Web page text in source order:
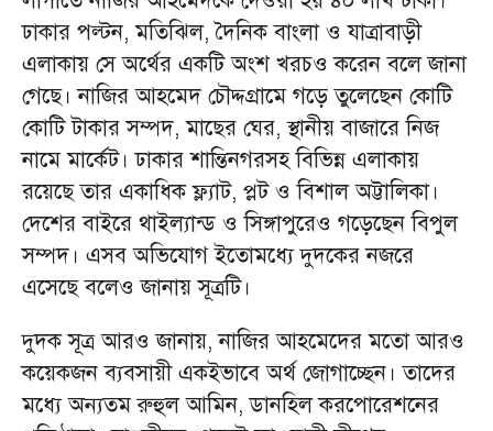
ঢাকার পল্টন, মতিঝিল, দৈনিক বাংলা ও যাত্রাবাড়ী
এলাকায় সে অর্থের একটি অংশ খরচও করেন বলে জানা
গেছে। নাজির আহমেদ চৌদ্দগ্রামে গড়ে তুলেছেন কোটি
কোটি টাকার সম্পদ, মাছের ঘের, স্থানীয় বাজারে নিজ
নামে মার্কেট। ঢাকার শান্তিনগরসহ বিভিন্ন এলাকায়
রয়েছে তার একাধিক ফ্ল্যাট, প্লট ও বিশাল অট্টালিকা।
দেশের বাইরে থাইল্যান্ড ও সিঙ্গাপুরেও গড়েছেন বিপুল
সম্পদ। এসব অভিযোগ ইতোমধ্যে দুদকের নজরে
এসেছে বলেও জানায় সূত্রটি।
দুদক সূত্র আরও জানায়, নাজির আহমেদের মতো আরও
কয়েকজন ব্যবসায়ী একইভাবে অর্থ জোগাচ্ছেন। তাদের
মধ্যে অন্যতম রুহুল আমিন, ডানহিল করপোরেশনের